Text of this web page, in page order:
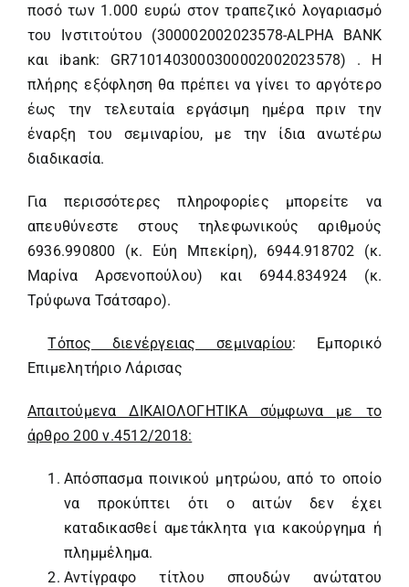
ποσό των 1.000 ευρώ στον τραπεζικό λογαριασμό
του Ινστιτούτου (300002002023578-ALPHA BANK
και ibank: GR7101403000300002002023578) . Η
πλήρης εξόφληση θα πρέπει να γίνει το αργότερο
έως την τελευταία εργάσιμη ημέρα πριν την
έναρξη του σεμιναρίου, με την ίδια ανωτέρω
διαδικασία.
Για περισσότερες πληροφορίες μπορείτε να
απευθύνεστε στους τηλεφωνικούς αριθμούς
6936.990800 (κ. Εύη Μπεκίρη), 6944.918702 (κ.
Μαρίνα Αρσενοπούλου) και 6944.834924 (κ.
Τρύφωνα Τσάτσαρο).
Τόπος διενέργειας σεμιναρίου: Εμπορικό
Επιμελητήριο Λάρισας
Απαιτούμενα ΔΙΚΑΙΟΛΟΓΗΤΙΚΑ σύμφωνα με το
άρθρο 200 ν.4512/2018:
Απόσπασμα ποινικού μητρώου, από το οποίο
να προκύπτει ότι ο αιτών δεν έχει
καταδικασθεί αμετάκλητα για κακούργημα ή
πλημμέλημα.
Αντίγραφο τίτλου σπουδών ανώτατου